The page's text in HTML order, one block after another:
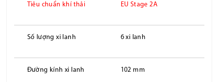
Tiêu chuẩn khí thải EU Stage 2A
Số lượng xi lanh 6 xi lanh
Đường kính xi lanh 102 mm